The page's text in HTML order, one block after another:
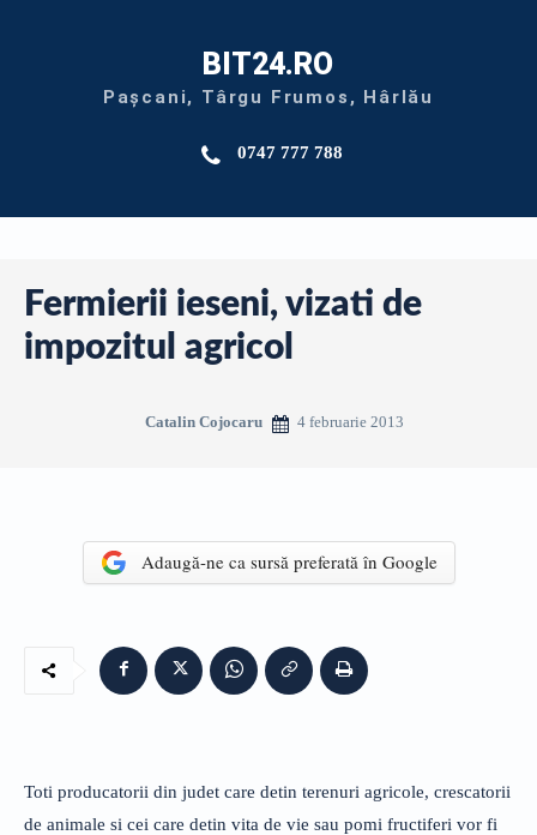
BIT24.RO
Pașcani, Târgu Frumos, Hârlău
0747 777 788
Fermierii ieseni, vizati de
impozitul agricol
Catalin Cojocaru 4 februarie 2013
Adaugă-ne ca sursă preferată în Google
Toti producatorii din judet care detin terenuri agricole, crescatorii
de animale si cei care detin vita de vie sau pomi fructiferi vor fi